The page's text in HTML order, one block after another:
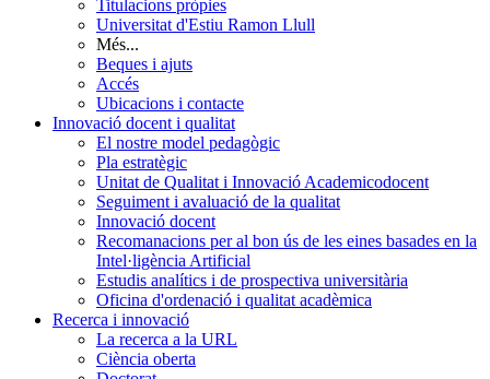
Titulacions pròpies
Universitat d'Estiu Ramon Llull
Més...
Beques i ajuts
Accés
Ubicacions i contacte
Innovació docent i qualitat
El nostre model pedagògic
Pla estratègic
Unitat de Qualitat i Innovació Academicodocent
Seguiment i avaluació de la qualitat
Innovació docent
Recomanacions per al bon ús de les eines basades en la
Intel·ligència Artificial
Estudis analítics i de prospectiva universitària
Oficina d'ordenació i qualitat acadèmica
Recerca i innovació
La recerca a la URL
Ciència oberta